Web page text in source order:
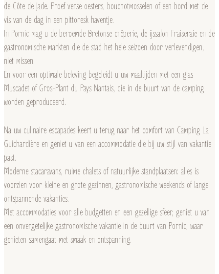
de Côte de Jade. Proef verse oesters, bouchotmosselen of een bord met de
vis van de dag in een pittoresk haventje.
In Pornic mag u de beroemde Bretonse crêperie, de ijssalon Fraiseraie en de
gastronomische markten die de stad het hele seizoen door verlevendigen,
niet missen.
En voor een optimale beleving begeleidt u uw maaltijden met een glas
Muscadet of Gros-Plant du Pays Nantais, die in de buurt van de camping
worden geproduceerd.
Na uw culinaire escapades keert u terug naar het comfort van Camping La
Guichardière en geniet u van een accommodatie die bij uw stijl van vakantie
past.
Moderne stacaravans, ruime chalets of natuurlijke standplaatsen: alles is
voorzien voor kleine en grote gezinnen, gastronomische weekends of lange
ontspannende vakanties.
Met accommodaties voor alle budgetten en een gezellige sfeer, geniet u van
een onvergetelijke gastronomische vakantie in de buurt van Pornic, waar
genieten samengaat met smaak en ontspanning.